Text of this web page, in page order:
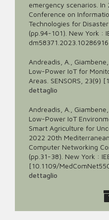
emergency scenarios.
Conference on
Technologies for
(pp.94-101). New York :
Andreadis, A.,
Low-Power IoT for
Areas. SENSORS, 23(9)
dettaglio
Andreadis, A.,
Low-Power IoT
Smart Agriculture for
2022 20th
Computer Networking
(pp.31-38). New York :
[10.1109/
dettaglio